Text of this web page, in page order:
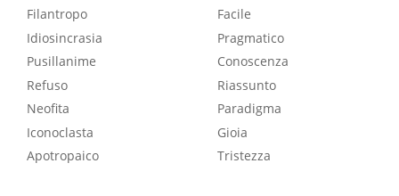
Filantropo
Idiosincrasia
Pusillanime
Refuso
Neofita
Iconoclasta
Apotropaico
Facile
Pragmatico
Conoscenza
Riassunto
Paradigma
Gioia
Tristezza